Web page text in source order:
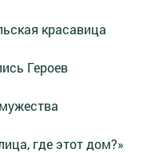
красавица
Героев
где этот дом?»